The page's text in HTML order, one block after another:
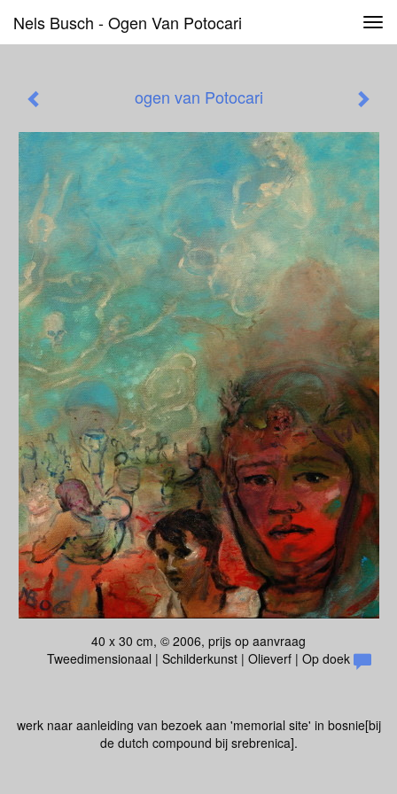
Nels Busch - Ogen Van Potocari
ogen van Potocari
40 x 30 cm, © 2006, prijs op aanvraag
Tweedimensionaal | Schilderkunst | Olieverf | Op doek
werk naar aanleiding van bezoek aan 'memorial site' in bosnie[bij
de dutch compound bij srebrenica].